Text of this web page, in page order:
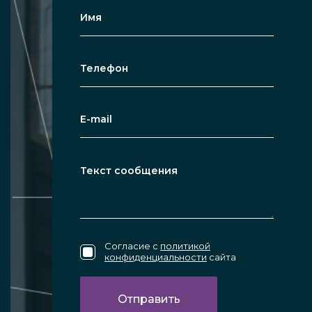
По размеру. Возможный диаметр
варьируется. От крупных в полный рост
красивых широких декоративных и
любых других цветных зеркал. Может
быть изготовлено всё, что хочет
используют варианты 75-90 см.
Особенности
Согласие с политикой
конфиденциальности сайта